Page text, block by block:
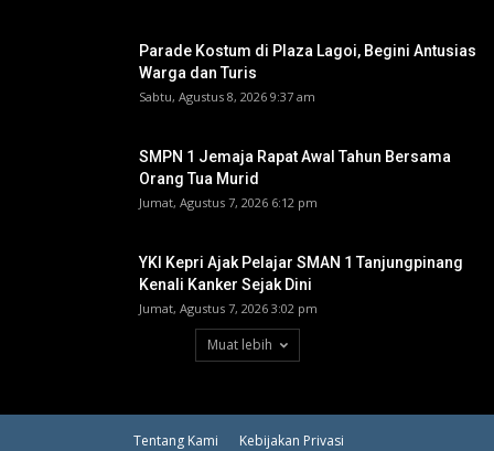
Parade Kostum di Plaza Lagoi, Begini Antusias
Warga dan Turis
Sabtu, Agustus 8, 2026 9:37 am
SMPN 1 Jemaja Rapat Awal Tahun Bersama
Orang Tua Murid ‎
Jumat, Agustus 7, 2026 6:12 pm
YKI Kepri Ajak Pelajar SMAN 1 Tanjungpinang
Kenali Kanker Sejak Dini
Jumat, Agustus 7, 2026 3:02 pm
Muat lebih
Tentang Kami
Kebijakan Privasi